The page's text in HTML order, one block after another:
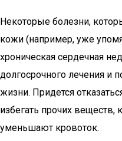
Некоторые болезни,
кожи (например, уже
хроническая сердечная
долгосрочного лечения и
жизни. Придется
избегать прочих
уменьшают кровоток.